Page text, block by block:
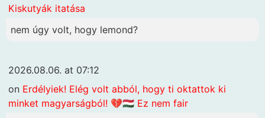
Kiskutyák itatása
nem úgy volt, hogy lemond?
2026.08.06. at 07:12
on Erdélyiek! Elég volt abból, hogy ti oktattok ki
minket magyarságból! 💔🇭🇺 Ez nem fair